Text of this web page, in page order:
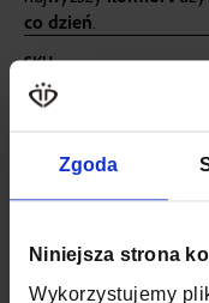
Zgoda
Niniejsza strona
Wykorzystujemy
co dzień.
SKU
KOLOR